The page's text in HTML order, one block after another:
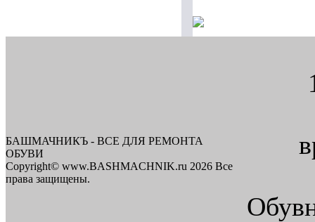
БАШМАЧНИКЪ - ВСЕ ДЛЯ РЕМОНТА
ОБУВИ
Copyright© www.BASHMACHNIK.ru 2026 Все
права защищены.